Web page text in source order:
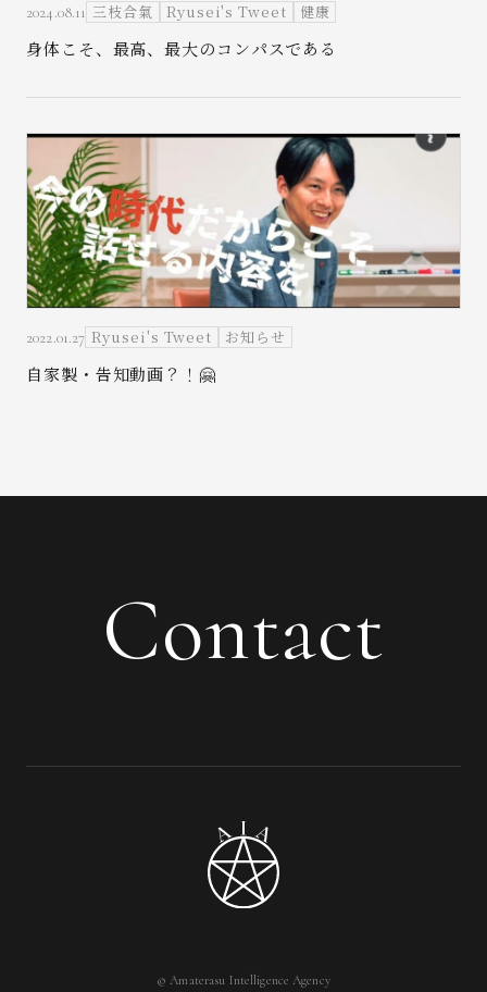
2024.08.11 三枝合氣 Ryusei's Tweet 健康
身体こそ、最高、最大のコンパスである
2022.01.27 Ryusei's Tweet お知らせ
自家製・告知動画？！🤗
Contact
© Amaterasu Intelligence Agency